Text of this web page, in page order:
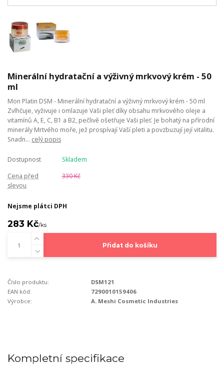
Minerální hydratační a výživný mrkvový krém - 50
ml
Mon Platin DSM - Minerální hydratační a výživný mrkvový krém - 50 ml
Zvlhčuje, vyživuje i omlazuje Vaši pleť díky obsahu mrkvového oleje a
vitamínů A, E, C, B1 a B2, pečlivě ošetřuje Vaši pleť. Je bohatý na přírodní
minerály Mrtvého moře, jež prospívají Vaší pleti a povzbuzují její vitalitu.
Snadn... celý popis
Dostupnost
Skladem
Cena před
slevou
330 Kč
Nejsme plátci DPH
283 Kč/ks
Přidat do košíku
Číslo produktu:
DSM121
EAN kód:
7290010159406
Výrobce:
A. Meshi Cosmetic Industries
Kompletní specifikace